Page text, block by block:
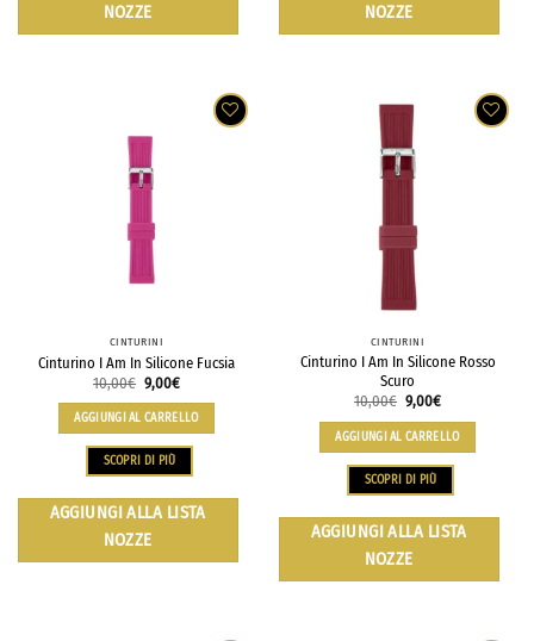
NOZZE
NOZZE
CINTURINI
Cinturino I Am In Silicone Fucsia
10,00€ 9,00€
AGGIUNGI AL CARRELLO
SCOPRI DI PIÙ
AGGIUNGI ALLA LISTA
NOZZE
CINTURINI
Cinturino I Am In Silicone Rosso
Scuro
10,00€ 9,00€
AGGIUNGI AL CARRELLO
SCOPRI DI PIÙ
AGGIUNGI ALLA LISTA
NOZZE